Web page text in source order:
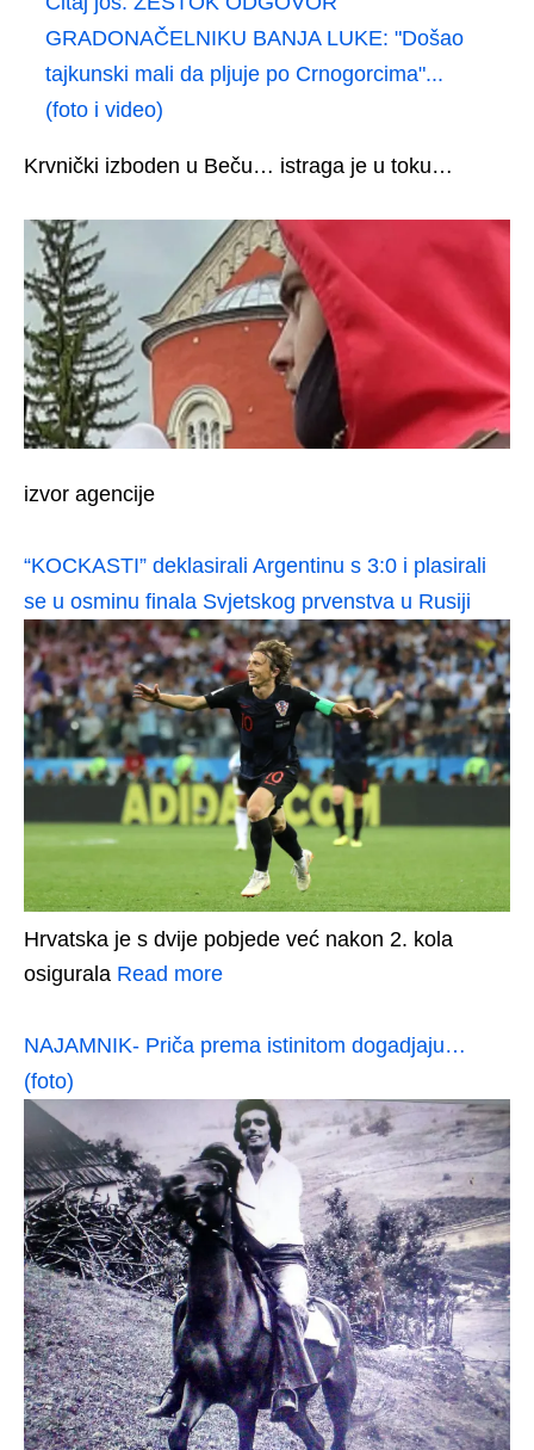
GRADONAČELNIKU BANJA LUKE: "Došao
tajkunski mali da pljuje po Crnogorcima"...
(foto i video)
Krvnički izboden u Beču… istraga je u toku…
izvor agencije
“KOCKASTI” deklasirali Argentinu s 3:0 i plasirali
se u osminu finala Svjetskog prvenstva u Rusiji
Hrvatska je s dvije pobjede već nakon 2. kola
osigurala Read more
NAJAMNIK- Priča prema istinitom dogadjaju…
(foto)